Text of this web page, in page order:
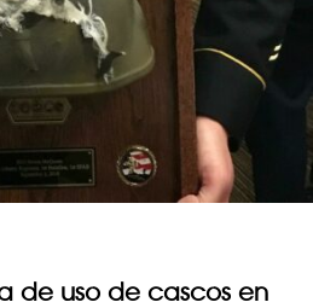
de uso de cascos en